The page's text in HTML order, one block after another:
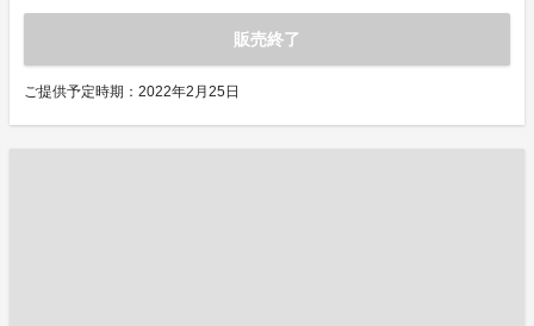
販売終了
ご提供予定時期：2022年2月25日